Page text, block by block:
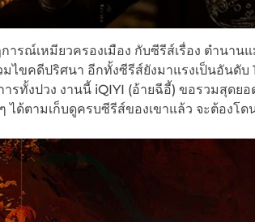
ารณ์เหมียวครองเมือง กับซีรีส์เรื่อง ตำนา
ขคดีปริศนา อีกทั้งซีรีส์ยังมาแรงเป็นอันดับ
รทั้งปวง งานนี้ iQIYI (อ้ายฉีอี้) ขอรวมสุดย
ได้ตามเก็บดูครบซีรีส์ของเขาแล้ว จะต้องโ